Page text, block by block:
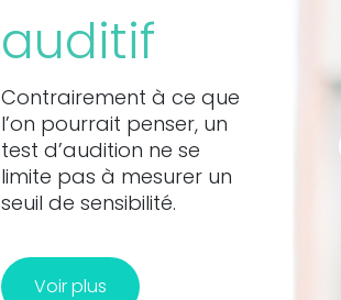
auditif
Contrairement à ce que
l’on pourrait penser, un
test d’audition ne se
limite pas à mesurer un
seuil de sensibilité.
Voir plus